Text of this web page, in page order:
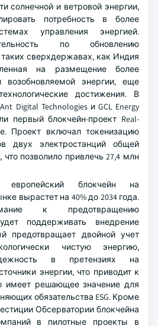
солнечной и ветровой энергии,
потребность в более
управления энергией.
по обновлению
сверхдержавах, как Индия
на размещение более
возобновляемой энергии, еще
достижения. В
Digital Technologies и GCL Energy
первый блокчейн-проект Real-
Проект включал токенизацию
двух электростанций общей
позволило привлечь 27,4 млн
европейский блокчейн на
вырастет на 40% до 2034 года.
к предотвращению
поддерживать внедрение
предотвращает двойной учет
чистую энергию,
в претензиях на
энергии, что приводит к
имеет решающее значение для
обязательства ESG. Кроме
Обсерватории блокчейна
в пилотные проекты в